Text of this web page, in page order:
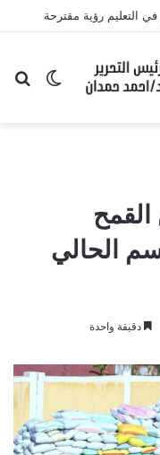
التعليم رؤية مقترحة
الوضع
القمح
الحالي
دقيقة واحدة